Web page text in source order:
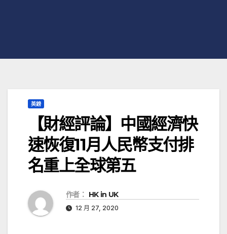
英鎊
【財經評論】中國經濟快
速恢復11月人民幣支付排
名重上全球第五
作者： HK in UK
12 月 27, 2020